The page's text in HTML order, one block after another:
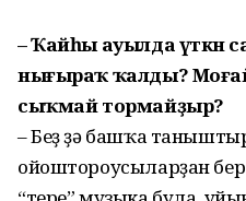
– Ҡайһы ауылда үткән
нығыраҡ ҡалды?
сыҡмай тормайҙыр?
– Беҙ ҙә башҡа
ойоштороусыларҙан